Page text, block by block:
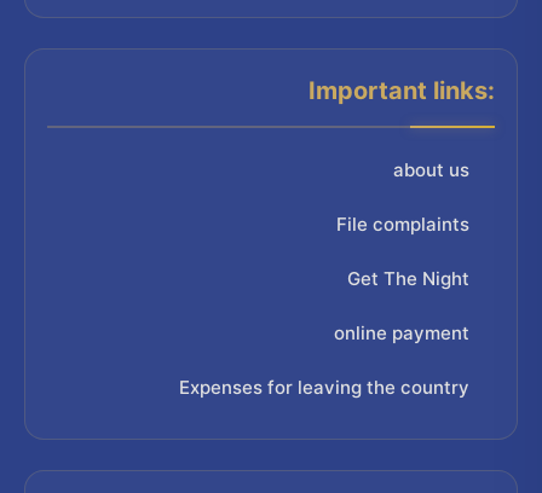
Important links:
about us
File complaints
Get The Night
online payment
Expenses for leaving the country